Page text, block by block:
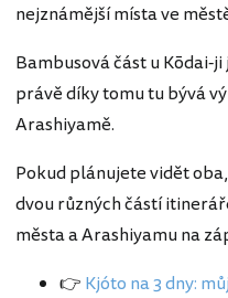
nejznámější místa ve
Bambusová část u Kōdai-
právě díky tomu tu bývá
Arashiyamě.
Pokud plánujete vidět
dvou různých částí
města a Arashiyamu na
👉 Kjóto na 3 dny: